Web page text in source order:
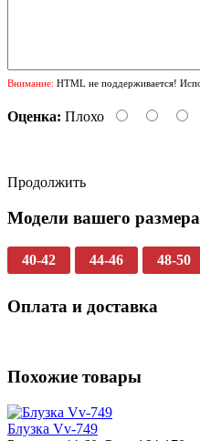
Внимание: HTML не поддерживается!
Оценка: Плохо
Продолжить
Модели вашего размера
40-42 44-46 48-50
Оплата и доставка
Похожие товары
Блузка Vv-749